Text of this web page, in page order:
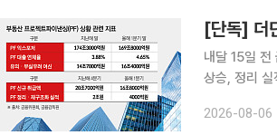
[단독] 더
내달 15일 전
상승, 정리 실
하자 금융회
2026-08-06